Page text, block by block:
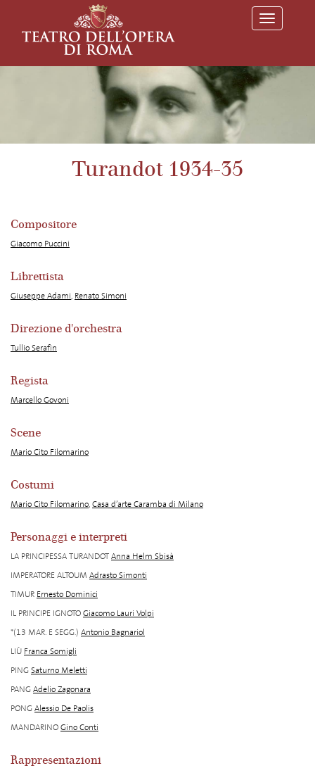
T
o
l
e
Turandot 1934-35
Compositore
Giacomo Puccini
Librettista
Giuseppe Adami, Renato Simoni
Direzione d'orchestra
Tullio Serafin
Regista
Marcello Govoni
Scene
Mario Cito Filomarino
Costumi
Mario Cito Filomarino,Casa d’arte Caramba di Milano
Personaggi e interpreti
LA PRINCIPESSA TURANDOTAnna Helm Sbisà
IMPERATORE ALTOUM Adrasto Simonti
TIMUR Ernesto Dominici
IL PRINCIPE IGNOTOGiacomo Lauri Volpi
*(13 MAR. E SEGG.) Antonio Bagnariol
LIÙ Franca Somigli
PINGSaturno Meletti
PANGAdelio Zagonara
PONGAlessio De Paolis
MANDARINOGino Conti
Rappresentazioni